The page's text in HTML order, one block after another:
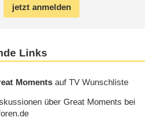
jetzt anmelden
Links
Moments auf TV Wunschliste
über Great Moments bei